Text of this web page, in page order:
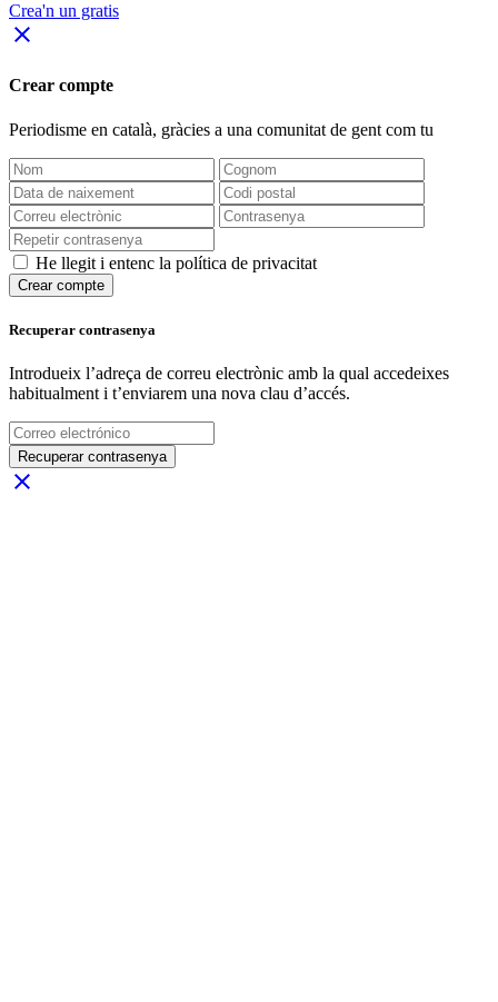
Crea'n un gratis
close
Crear compte
Periodisme en català, gràcies a una comunitat de gent com tu
He llegit i entenc la política de privacitat
Crear compte
Recuperar contrasenya
Introdueix l’adreça de correu electrònic amb la qual accedeixes
habitualment i t’enviarem una nova clau d’accés.
Recuperar contrasenya
close